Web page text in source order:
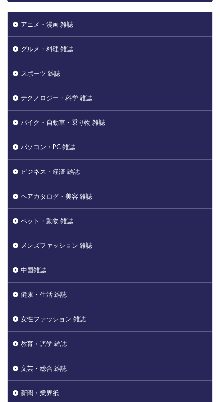
アニメ・漫画 雑誌
グルメ・料理 雑誌
スポーツ 雑誌
テクノロジー・科学 雑誌
バイク・自動車・乗り物 雑誌
パソコン・PC 雑誌
ビジネス・経済 雑誌
ヘアカタログ・美容 雑誌
ペット・動物 雑誌
メンズファッション 雑誌
中国雑誌
健康・生活 雑誌
女性ファッション 雑誌
教育・語学 雑誌
文芸・総合 雑誌
新聞・業界紙